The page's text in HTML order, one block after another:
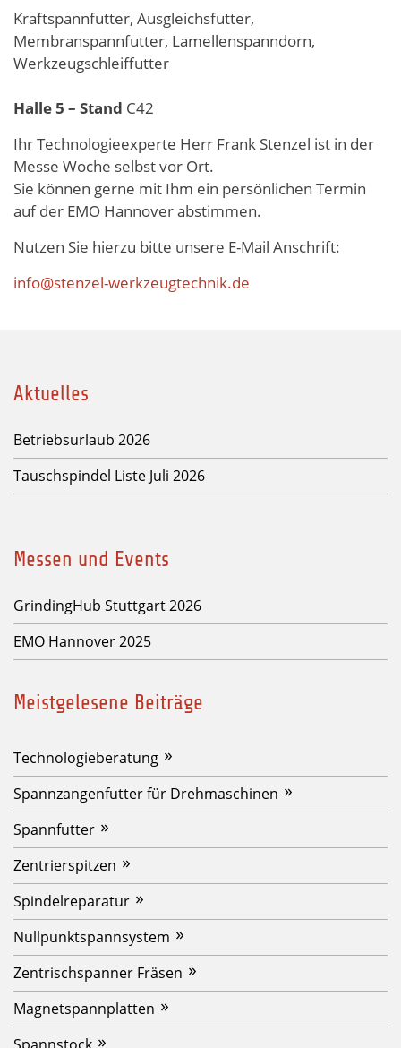
Kraftspannfutter, Ausgleichsfutter,
Membranspannfutter, Lamellenspanndorn,
Werkzeugschleiffutter
Halle 5 – Stand C42
Ihr Technologieexperte Herr Frank Stenzel ist in der
Messe Woche selbst vor Ort.
Sie können gerne mit Ihm ein persönlichen Termin
auf der EMO Hannover abstimmen.
Nutzen Sie hierzu bitte unsere E-Mail Anschrift:
info@stenzel-werkzeugtechnik.de
Aktuelles
Betriebsurlaub 2026
Tauschspindel Liste Juli 2026
Messen und Events
GrindingHub Stuttgart 2026
EMO Hannover 2025
Meistgelesene Beiträge
Technologieberatung
Spannzangenfutter für Drehmaschinen
Spannfutter
Zentrierspitzen
Spindelreparatur
Nullpunktspannsystem
Zentrischspanner Fräsen
Magnetspannplatten